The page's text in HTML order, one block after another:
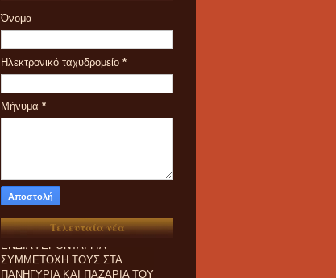
Όνομα
Ηλεκτρονικό ταχυδρομείο *
Μήνυμα *
Τελευταία νέα
ΕΝΔΙΑΦΕΡΟΝΤΑΙ ΓΙΑ
ΠΑΝΗΓΥΡΙΑ ΚΑΙ ΠΑZΑΡΙΑ ΤΟΥ
2023 ΠΑΡΑΚΑΛΟΥΝΤΑΙ ΟΠΩΣ